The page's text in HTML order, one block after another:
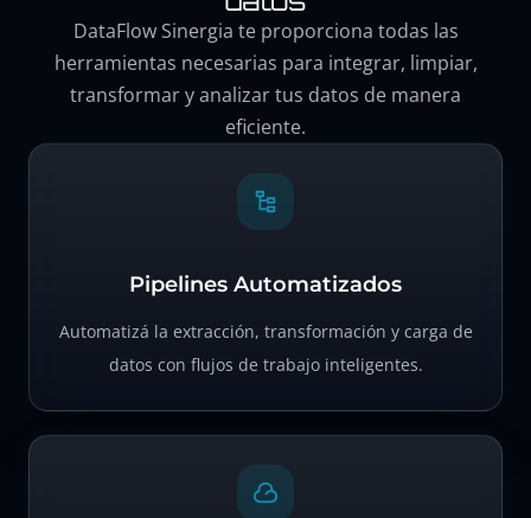
DataFlow Sinergia te proporciona todas las
herramientas necesarias para integrar, limpiar,
transformar y analizar tus datos de manera
eficiente.
Pipelines Automatizados
Automatizá la extracción, transformación y carga de
datos con flujos de trabajo inteligentes.